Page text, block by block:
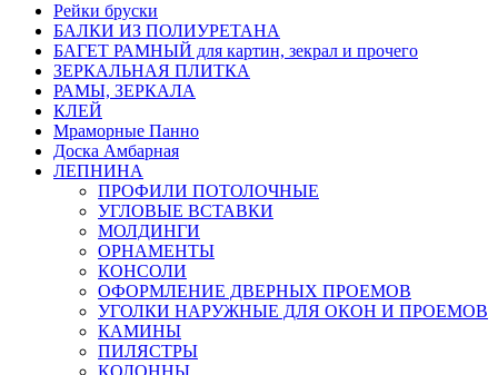
Рейки бруски
БАЛКИ ИЗ ПОЛИУРЕТАНА
БАГЕТ РАМНЫЙ для картин, зекрал и прочего
ЗЕРКАЛЬНАЯ ПЛИТКА
РАМЫ, ЗЕРКАЛА
КЛЕЙ
Мраморные Панно
Доска Амбарная
ЛЕПНИНА
ПРОФИЛИ ПОТОЛОЧНЫЕ
УГЛОВЫЕ ВСТАВКИ
МОЛДИНГИ
ОРНАМЕНТЫ
КОНСОЛИ
ОФОРМЛЕНИЕ ДВЕРНЫХ ПРОЕМОВ
УГОЛКИ НАРУЖНЫЕ ДЛЯ ОКОН И ПРОЕМОВ
КАМИНЫ
ПИЛЯСТРЫ
КОЛОННЫ